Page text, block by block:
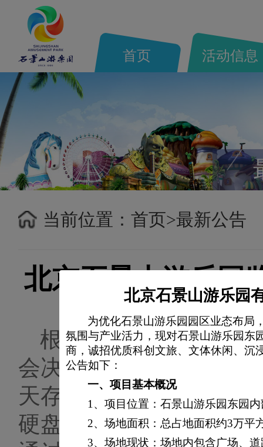
北京石景山游乐园
为优化石景山游乐园园区业态布局
氛围与产业活力，现对石景山游乐园东
商，诚招优质科创文旅、文体休闲、沉
公告如下：
一、项目基本概况
1、项目位置：石景山游乐园东园
2、场地面积：总占地面积约3万平
3、场地现状：场地内包含广场、
首页 活动信息
当前位置： 首页>最新公告
北京石景山游乐园
根据北京石景山游乐
会决议，为满足反恐部
天存储时长的要求，拟
硬盘
北京石景山游乐